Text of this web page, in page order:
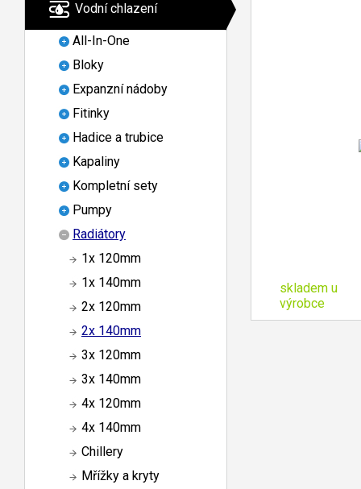
Vodní chlazení
All-In-One
Bloky
Expanzní nádoby
Fitinky
Hadice a trubice
Kapaliny
Kompletní sety
Pumpy
Radiátory
1x 120mm
1x 140mm
2x 120mm
2x 140mm
3x 120mm
3x 140mm
4x 120mm
4x 140mm
Chillery
Mřížky a kryty
skladem u
výrobce